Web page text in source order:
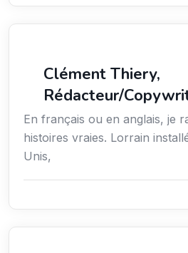
Clément Thiery,
Rédacteur/
En français ou en anglais, je
histoires vraies. Lorrain
Unis,